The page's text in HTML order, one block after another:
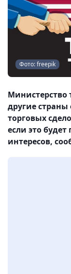
Фото: freepik
Министерство
другие страны
торговых
если это
интересов,